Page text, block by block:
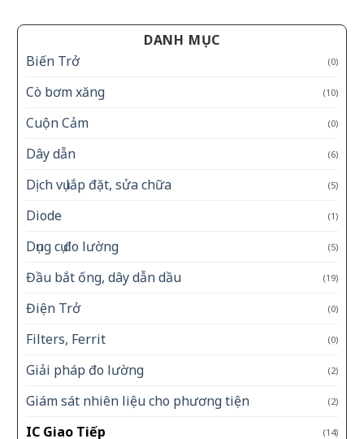
DANH MỤC
Biến Trở
(0)
Cò bơm xăng (10)
Cuộn Cảm (0)
Dây dẫn (6)
Dịch vụ lắp đặt, sửa chữa (5)
Diode (1)
Dụng cụ đo lường (5)
Đầu bắt ống, dây dẫn dầu (19)
Điện Trở (0)
Filters, Ferrit (0)
Giải pháp đo lường (2)
Giám sát nhiên liệu cho phương tiện (2)
IC Giao Tiếp (14)